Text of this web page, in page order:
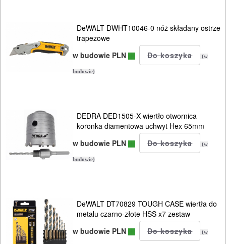
i
hebli
225mm
KG
Do
Do
szlif.
mimośrod..
DeWALT DWHT10046-0 nóż składany ostrze
trapezowe
w budowie PLN
(w
budowie)
DEDRA DED1505-X wiertło otwornica
koronka diamentowa uchwyt Hex 65mm
w budowie PLN
(w
budowie)
DeWALT DT70829 TOUGH CASE wiertła do
metalu czarno-złote HSS x7 zestaw
w budowie PLN
(w